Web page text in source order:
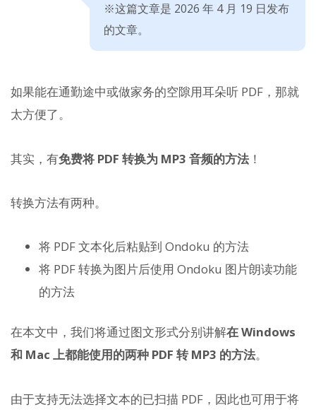
※这篇文章是 2026 年 4 月 19 日发布
的文章。
如果能在通勤途中或做家务的空隙用耳朵听 PDF，那就
太方便了。
其实，有免费将 PDF 转换为 MP3 音频的方法 ！
转换方法有两种。
将 PDF 文本化后粘贴到 Ondoku 的方法
将 PDF 转换为图片后使用 Ondoku 图片朗读功能
的方法
在本文中，我们将通过图文形式分别讲解在 Windows
和 Mac 上都能使用的两种 PDF 转 MP3 的方法。
由于支持无法选择文本的已扫描 PDF，因此也可用于将